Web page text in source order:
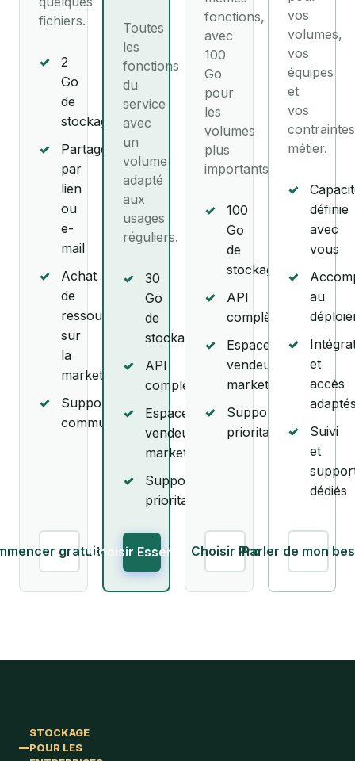
fichiers.
✓
2
Go
de
stockage
✓
Partage
par
lien
ou
e-
mail
✓
Achat
de
ressources
sur
la
marketplace
✓
Support
communautaire
gratuitement
Toutes
les
fonctions
du
service
avec
un
volume
adapté
aux
usages
réguliers.
✓
30
Go
de
stockage
✓
API
complète
✓
Espace
vendeur
marketplace
✓
Support
prioritaire
Choisir Essentiel
fonctions,
avec
100
Go
pour
les
volumes
plus
importants.
✓
100
Go
de
stockage
✓
API
complète
✓
Espace
vendeur
marketplace
✓
Support
prioritaire
Choisir Pro
vos
volumes,
vos
équipes
et
vos
contraintes
métier.
✓
définie
avec
vous
✓
au
✓
et
accès
✓
Suivi
et
dédiés
Parler de mon
STOCKAGE
POUR LES